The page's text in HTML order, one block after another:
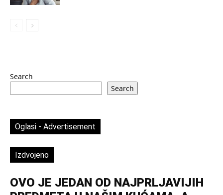
Search
Search
Oglasi - Advertisement
Izdvojeno
OVO JE JEDAN OD NAJPRLJAVIJIH